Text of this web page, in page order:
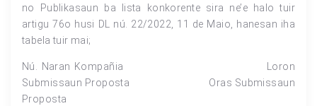
no Publikasaun ba lista konkorente sira ne’e halo tuir
artigu 76o husi DL nú. 22/2022, 11 de Maio, hanesan iha
tabela tuir mai;
Nú. Naran Kompañia Loron
Submissaun Proposta Oras Submissaun
Proposta